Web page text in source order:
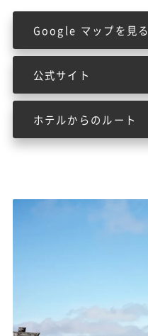
Google マップを見る
公式サイト
ホテルからのルート